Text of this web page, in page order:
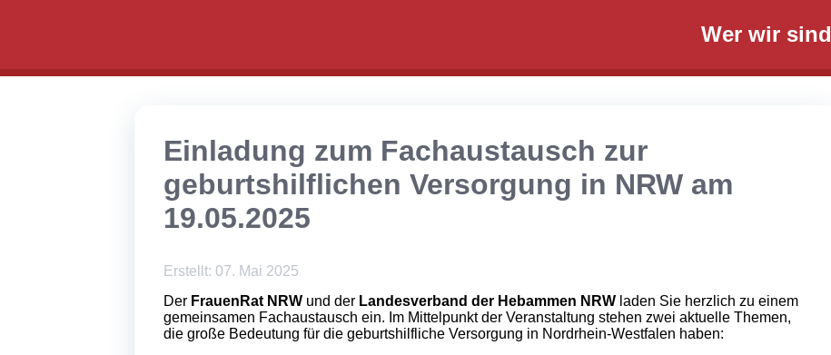
Wer wir sind
Einladung zum Fachaustausch zur
geburtshilflichen Versorgung in NRW am
19.05.2025
Erstellt: 07. Mai 2025
Der FrauenRat NRW und der Landesverband der Hebammen NRW laden Sie herzlich zu einem
gemeinsamen Fachaustausch ein. Im Mittelpunkt der Veranstaltung stehen zwei aktuelle Themen,
die große Bedeutung für die geburtshilfliche Versorgung in Nordrhein-Westfalen haben: